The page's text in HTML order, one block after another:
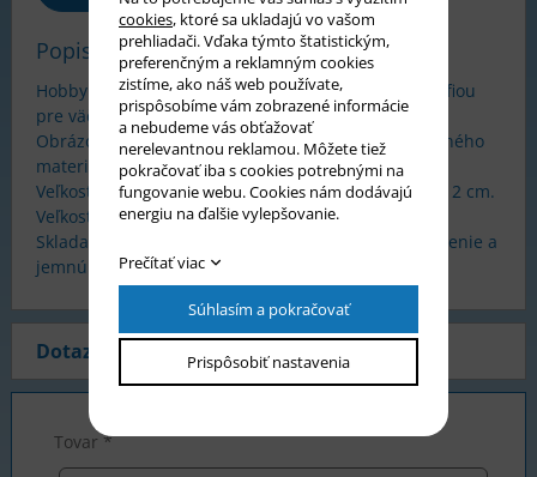
Popis tovaru
Hobby puzzle Castorland s obrázkom alebo fotografiou
pre väčšie deti i dospelých.
Obrázok sa skladá z 500 dielikov z pevného a kvalitného
materiálu, ktoré do seba presne zapadajú.
Veľkosť obrázka 47 x 33 cm. Veľkosť dielika cca 2,5 x 2 cm.
Veľkosť krabičky 32,5 x 22,5 x 5 cm.
Skladanie puzzle rozvíja predstavivosť, logické myslenie a
jemnú motoriku rúk.
Dotaz na produkt
Tovar *
cookies, ktoré sa ukladajú vo vašom
prehliadači. Vďaka týmto štatistickým,
preferenčným a reklamným cookies
zistíme, ako náš web používate,
prispôsobíme vám zobrazené informácie
a nebudeme vás obťažovať
nerelevantnou reklamou. Môžete tiež
pokračovať iba s cookies potrebnými na
fungovanie webu. Cookies nám dodávajú
energiu na ďalšie vylepšovanie.
Prečítať viac
Súhlasím a pokračovať
Prispôsobiť nastavenia